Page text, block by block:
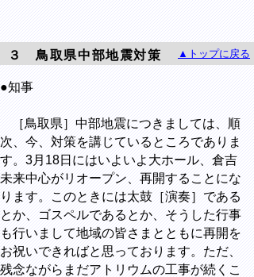
３ 鳥取県中部地震対策 ▲トップに戻る
●知事
［鳥取県］中部地震につきましては、順
次、今、対策を講じているところでありま
す。3月18日にはいよいよ大ホール、倉吉
未来中心がリオープン、再開することにな
ります。このときには太鼓［演奏］である
とか、ゴスペルであるとか、そうした行事
も行いまして地域の皆さまとともに再開を
お祝いできればと思っております。ただ、
残念ながらまだアトリウムの工事が続くこ